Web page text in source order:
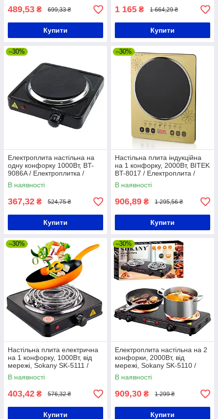
489,53 ₴ 699,33 ₴
Купити
1 165 ₴ 1 664,29 ₴
Купити
–30%
Електроплита настільна на
одну конфорку 1000Вт, BT-
9086A / Електроплитка /
Електрична плита
В наявності
367,32 ₴ 524,75 ₴
Купити
–30%
Настільна плита індукційна
на 1 конфорку, 2000Вт, BITEK
BT-8017 / Електроплита /
Варильна поверхня
В наявності
906,89 ₴ 1 295,56 ₴
Купити
–30%
Настільна плита електрична
на 1 конфорку, 1000Вт, від
мережі, Sokany SK-5111 /
Електроплита настільна
В наявності
403,42 ₴ 576,32 ₴
Купити
–30%
Електроплита настільна на 2
конфорки, 2000Вт, від
мережі, Sokany SK-5110 /
Плита настільна
В наявності
909,30 ₴ 1 299 ₴
Купити